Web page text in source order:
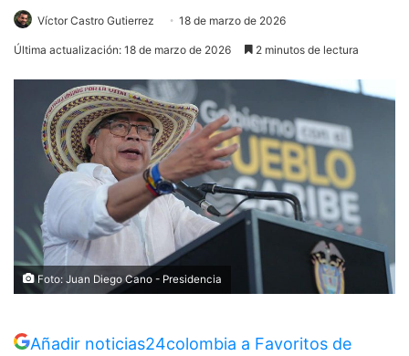
Víctor Castro Gutierrez 18 de marzo de 2026
Última actualización: 18 de marzo de 2026 2 minutos de lectura
Foto: Juan Diego Cano - Presidencia
Añadir noticias24colombia a Favoritos de